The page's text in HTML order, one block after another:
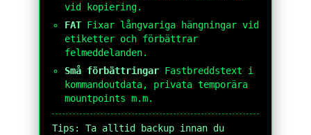
vid kopiering.
FAT Fixar långvariga hängningar vid
etiketter och förbättrar
felmeddelanden.
Små förbättringar Fastbreddstext i
kommandoutdata, privata temporära
mountpoints m.m.
Tips: Ta alltid backup innan du